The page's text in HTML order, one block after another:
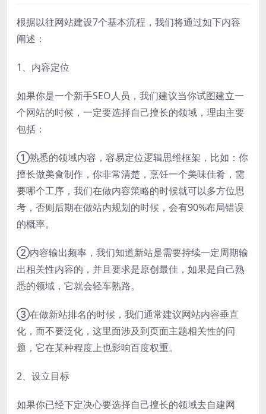
根据以往网站建设7个基本流程，我们将通过如下内容
阐述：
1、内容定位
如果你是一个新手SEO人员，我们建议当你试图建立一
个网站的时候，一定要选择自己擅长的领域，理由主要
包括：
①熟悉的领域内容，容易定位逻辑思维框架，比如：你
擅长做美食制作，你非常清楚，烹饪一个美味佳肴，需
要哪个工序，我们在做内容策略的时候就可以多方位思
考，否则后期在做站内规划的时候，会有90%布局错误
的概率。
②内容输出频率，我们知道新站是需要持续一定周期输
出相关性内容的，并且要求是原创最佳，如果是自己熟
悉的领域，它就会轻车熟路。
③在做新站排名的时候，我们通常建议网站内容垂直
化，而不要泛化，这里面涉及到页面主题相关性的问
题，它在某种程度上也影响百度权重。
2、设立目标
如果你已经下定决心要选择自己擅长的领域去自建网